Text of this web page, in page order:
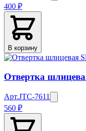
400 ₽
В корзину
Отвертка
Арт.JTC-7611
560 ₽